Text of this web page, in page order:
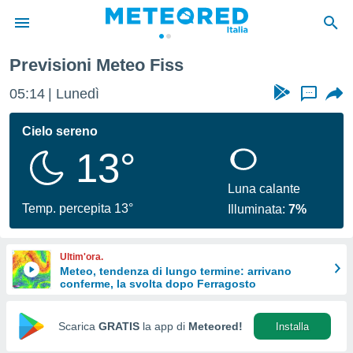
di
per
le
di
Web
Previsioni Meteo Fiss
05:14 Lunedì ...
Cielo sereno
13°
Temp. percepita 13°
Luna calante
Illuminata:7%
Ultim'ora.
Meteo, tendenza di lungo termine: arrivano
conferme, la svolta dopo Ferragosto
Scarica GRATIS la app di Meteored! Installa